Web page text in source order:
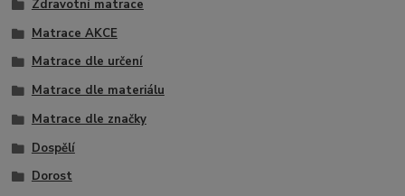
Zdravotní matrace
Matrace AKCE
Matrace dle určení
Matrace dle materiálu
Matrace dle značky
Dospělí
Dorost